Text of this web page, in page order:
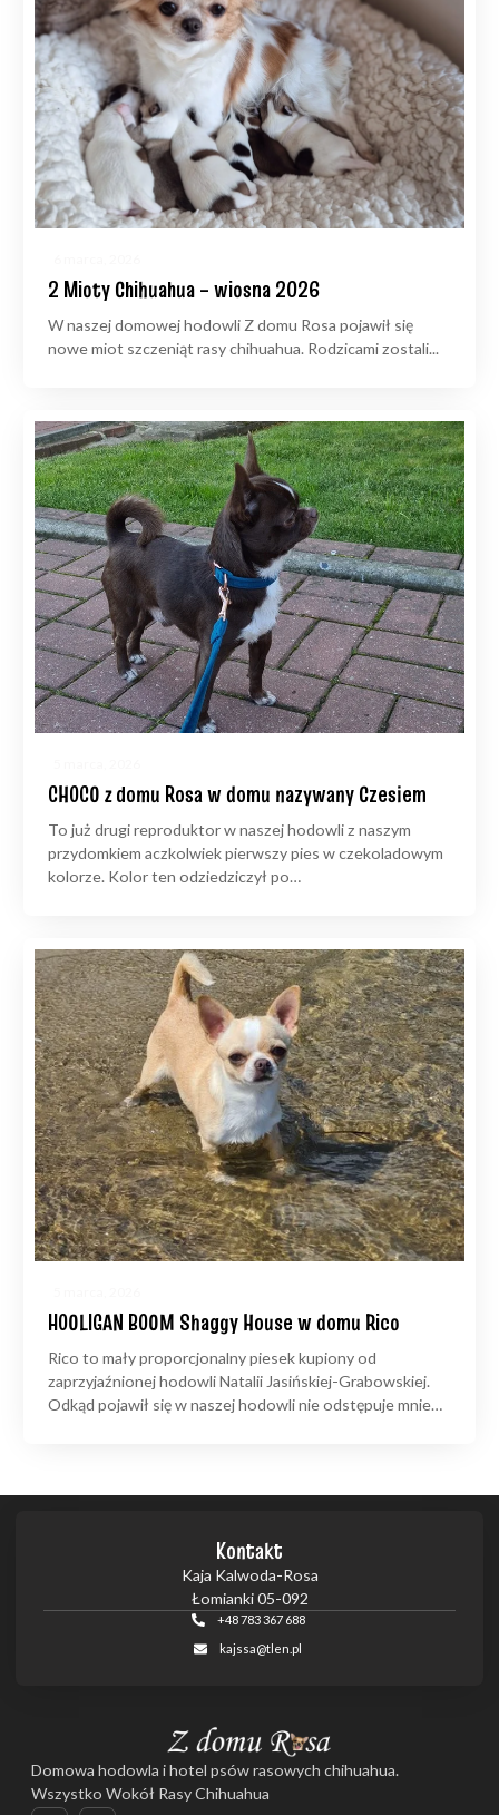
2 Mioty Chihuahua – wiosna 2026
W naszej domowej hodowli Z domu Rosa pojawił się
nowe miot szczeniąt rasy chihuahua. Rodzicami zostali...
CHOCO z domu Rosa w domu nazywany Czesiem
To już drugi reproduktor w naszej hodowli z naszym
przydomkiem aczkolwiek pierwszy pies w czekoladowym
kolorze. Kolor ten odziedziczył po…
HOOLIGAN BOOM Shaggy House w domu Rico
Rico to mały proporcjonalny piesek kupiony od
zaprzyjaźnionej hodowli Natalii Jasińskiej-Grabowskiej.
Odkąd pojawił się w naszej hodowli nie odstępuje mnie…
Domowa hodowla i hotel psów rasowych chihuahua.
Wszystko Wokół Rasy Chihuahua
Kontakt
Kaja Kalwoda-Rosa
Łomianki 05-092
+48 783 367 688
kajssa@tlen.pl